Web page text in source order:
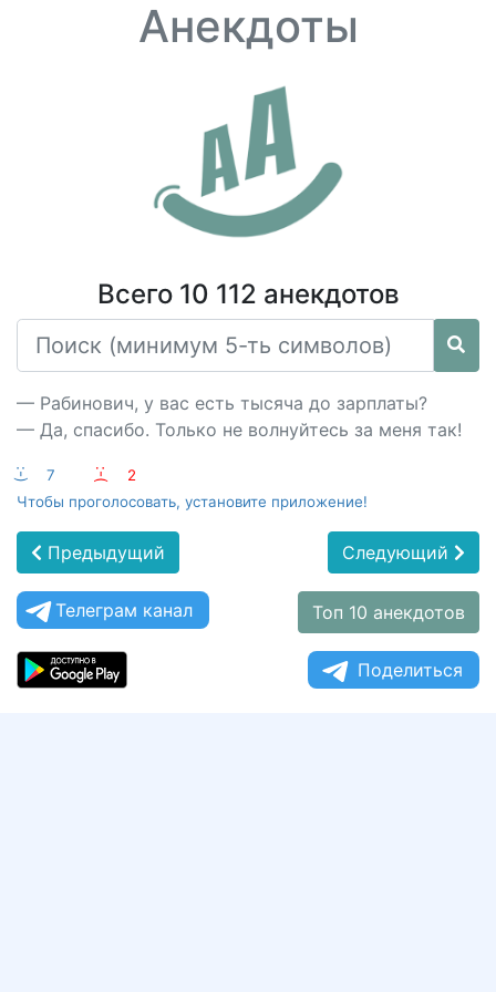
Анекдоты
Всего 10 112 анекдотов
— Рабинович, у вас есть тысяча до зарплаты?
— Да, спасибо. Только не волнуйтесь за меня так!
:-) 7 :-(
2
Чтобы проголосовать, установите приложение!
Предыдущий Следующий
Телеграм канал Топ 10 анекдотов
Поделиться